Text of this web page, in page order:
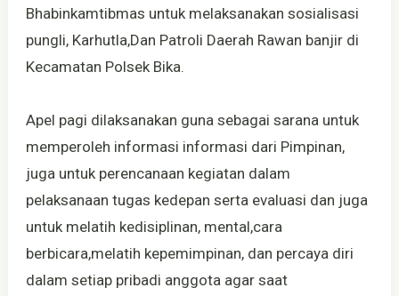
Bhabinkamtibmas untuk melaksanakan sosialisasi
pungli, Karhutla,Dan Patroli Daerah Rawan banjir di
Kecamatan Polsek Bika.
Apel pagi dilaksanakan guna sebagai sarana untuk
memperoleh informasi informasi dari Pimpinan,
juga untuk perencanaan kegiatan dalam
pelaksanaan tugas kedepan serta evaluasi dan juga
untuk melatih kedisiplinan, mental,cara
berbicara,melatih kepemimpinan, dan percaya diri
dalam setiap pribadi anggota agar saat